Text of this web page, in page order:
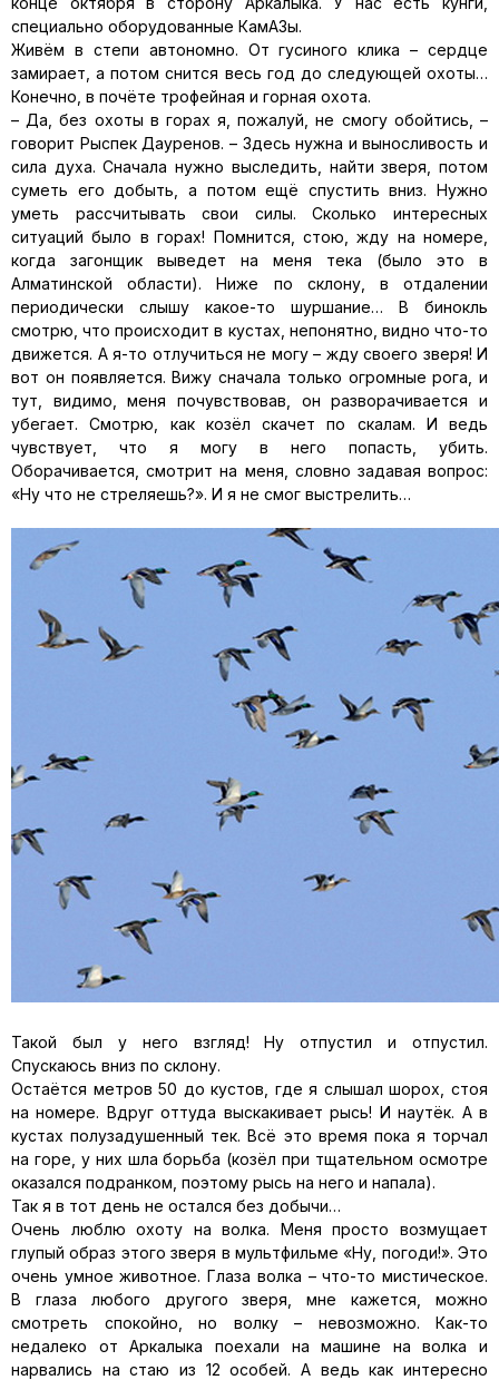
специально оборудованные КамАЗы.
Живём в степи автономно. От гусиного клика – сердце
замирает, а потом снится весь год до следующей охоты…
Конечно, в почёте трофейная и горная охота.
– Да, без охоты в горах я, пожалуй, не смогу обойтись, –
говорит Рыспек Дауренов. – Здесь нужна и выносливость и
сила духа. Сначала нужно выследить, найти зверя, потом
суметь его добыть, а потом ещё спустить вниз. Нужно
уметь рассчитывать свои силы. Сколько интересных
ситуаций было в горах! Помнится, стою, жду на номере,
когда загонщик выведет на меня тека (было это в
Алматинской области). Ниже по склону, в отдалении
периодически слышу какое-то шуршание… В бинокль
смотрю, что происходит в кустах, непонятно, видно что-то
движется. А я-то отлучиться не могу – жду своего зверя! И
вот он появляется. Вижу сначала только огромные рога, и
тут, видимо, меня почувствовав, он разворачивается и
убегает. Смотрю, как козёл скачет по скалам. И ведь
чувствует, что я могу в него попасть, убить.
Оборачивается, смотрит на меня, словно задавая вопрос:
«Ну что не стреляешь?». И я не смог выстрелить…
Такой был у него взгляд! Ну отпустил и отпустил.
Спускаюсь вниз по склону.
Остаётся метров 50 до кустов, где я слышал шорох, стоя
на номере. Вдруг оттуда выскакивает рысь! И наутёк. А в
кустах полузадушенный тек. Всё это время пока я торчал
на горе, у них шла борьба (козёл при тщательном осмотре
оказался подранком, поэтому рысь на него и напала).
Так я в тот день не остался без добычи…
Очень люблю охоту на волка. Меня просто возмущает
глупый образ этого зверя в мультфильме «Ну, погоди!». Это
очень умное животное. Глаза волка – что-то мистическое.
В глаза любого другого зверя, мне кажется, можно
смотреть спокойно, но волку – невозможно. Как-то
недалеко от Аркалыка поехали на машине на волка и
нарвались на стаю из 12 особей. А ведь как интересно